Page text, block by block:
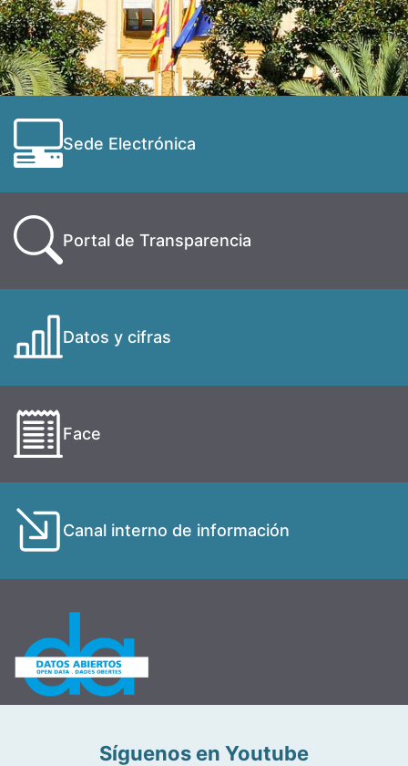
Sede Electrónica
Portal de Transparencia
Datos y cifras
Face
Canal interno de información
Síguenos en Youtube